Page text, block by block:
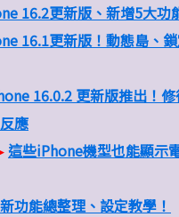
16.2更新版、新增5大功
16.1更新版！動態島、
16.0.2 更新版推出！
應
這些iPhone機型也能顯示
功能總整理、設定教學！